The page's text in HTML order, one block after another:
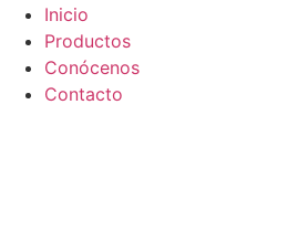
Inicio
Productos
Conócenos
Contacto